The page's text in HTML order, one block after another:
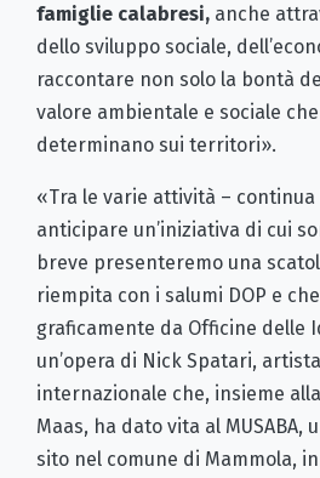
famiglie calabresi, anche
dello sviluppo sociale,
raccontare non solo la bontà
valore ambientale e sociale
determinano sui territori».
«Tra le varie attività – continua
anticipare un’iniziativa di cui
breve presenteremo una
riempita con i salumi DOP e
graficamente da Officine delle
un’opera di Nick Spatari,
internazionale che, insieme
Maas, ha dato vita al MUSABA,
sito nel comune di Mammola,